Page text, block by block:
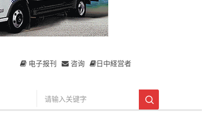
电子报刊 咨询 日中経営者